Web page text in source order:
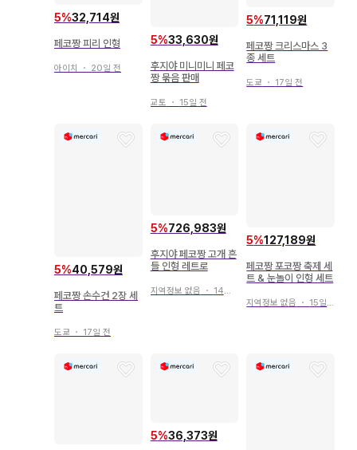
5%32,714원
페코짱 피리 인형
아이치 ・ 20일 전
5%33,630원
후지야 미니미니 페코
짱 묶음 판매
교토 ・ 15일 전
5%71,119원
페코짱 크리스마스 3
종 세트
도쿄 ・ 17일 전
5%40,579원
페코짱 손수건 2장 세
트
도쿄 ・ 17일 전
5%726,983원
후지야 페코짱 고개 흔
들 인형 레트로
지역정보 없음 ・ 14일 전
5%127,189원
페코짱 포코짱 축제 세
트 & 눈놀이 인형 세트
지역정보 없음 ・ 15일 전
5%36,373원